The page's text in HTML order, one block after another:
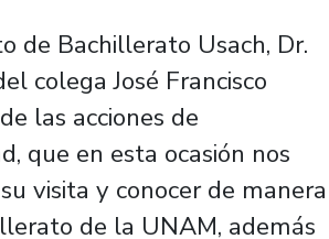
de Bachillerato Usach, Dr.
colega José Francisco
las acciones de
que en esta ocasión nos
visita y conocer de manera
de la UNAM, además